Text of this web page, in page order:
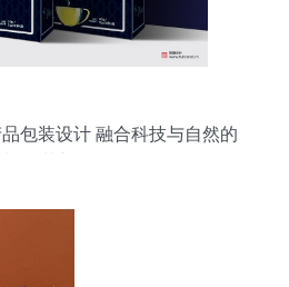
包装设计 融合科技与自然的